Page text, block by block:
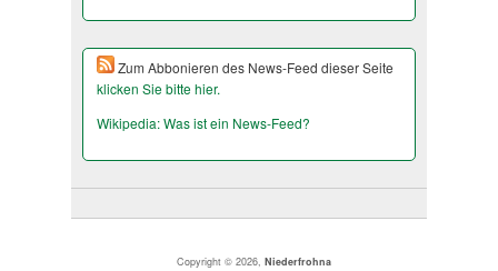
Zum Abbonieren des News-Feed dieser Seite
klicken Sie bitte hier.
Wikipedia: Was ist ein News-Feed?
Copyright © 2026,Niederfrohna